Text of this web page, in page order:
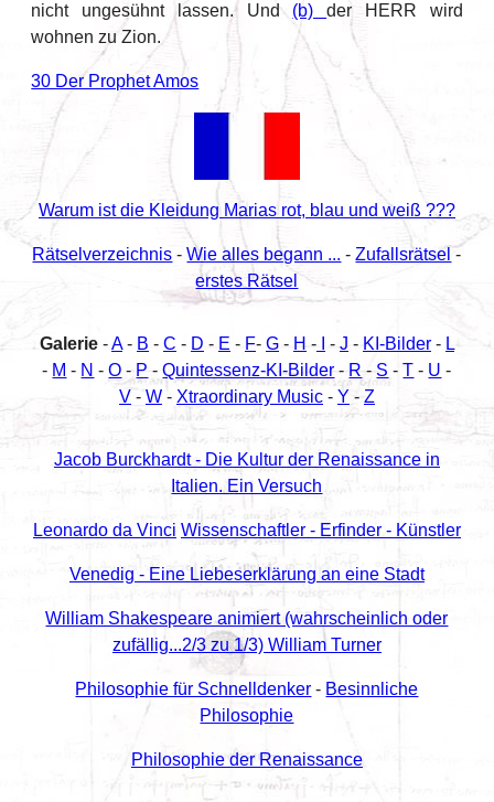
nicht ungesühnt lassen. Und (b)der HERR wird
wohnen zu Zion.
30 Der Prophet Amos
Warum ist die Kleidung Marias rot, blau und weiß ???
Rätselverzeichnis -Wie alles begann ... -Zufallsrätsel -
erstes Rätsel
Galerie-A- B - C - D - E - F- G- H -I - J - KI-Bilder- L
- M - N -O - P -Quintessenz-KI-Bilder - R - S -T - U -
V - W- Xtraordinary Music- Y - Z
Jacob Burckhardt - Die Kultur der Renaissance in
Italien. Ein Versuch
Leonardo da Vinci Wissenschaftler - Erfinder - Künstler
Venedig - Eine Liebeserklärung an eine Stadt
William Shakespeare animiert (wahrscheinlich oder
zufällig...2/3 zu 1/3) William Turner
Philosophie für Schnelldenker - Besinnliche
Philosophie
Philosophie der Renaissance